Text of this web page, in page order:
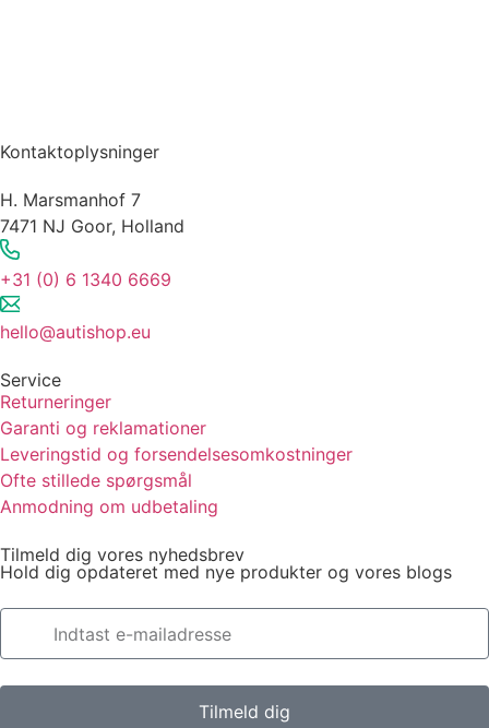
Kontaktoplysninger
H. Marsmanhof 7
7471 NJ Goor, Holland
+31 (0) 6 1340 6669
hello@autishop.eu
Service
Returneringer
Garanti og reklamationer
Leveringstid og forsendelsesomkostninger
Ofte stillede spørgsmål
Anmodning om udbetaling
Tilmeld dig vores nyhedsbrev
Hold dig opdateret med nye produkter og vores blogs
Tilmeld dig